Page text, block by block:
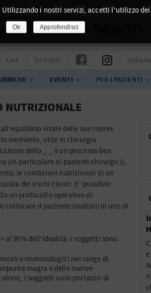
Link Contatti Italiano
EVENTI PER I PAZIENTI
NUTRIZIONALE
vitale delle sue riserve
momento, utile in chirurgia
dello _ _ è un processo ben
(in particolare ai pazienti chirurgici),
le condizioni nutrizionali di un
dei rischi clinici. E’ possibile
un protocollo operativo di
collocare il paziente studiato in uno di
90% dell’idealità: i soggetti sono
e immunologici nei range di
magra e delle riserve
i soggetti sono portatori di
Utilizzando i nostri servizi, accetti l'utilizzo
Ok Approfondisci